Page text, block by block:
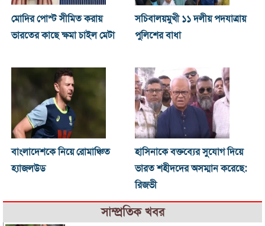
মোদির পোস্ট সীমিত করায়
ভারতের কাছে ক্ষমা চাইল মেটা
সচিবালয়মুখী ১১ দলীয় পদযাত্রায়
পুলিশের বাধা
বাংলাদেশকে নিয়ে রোমাঞ্চিত
হ্যাজলউড
হাসিনাকে বক্তব্যের সুযোগ দিয়ে
ভারত শহীদদের অসম্মান করেছে:
রিজভী
সাম্প্রতিক খবর